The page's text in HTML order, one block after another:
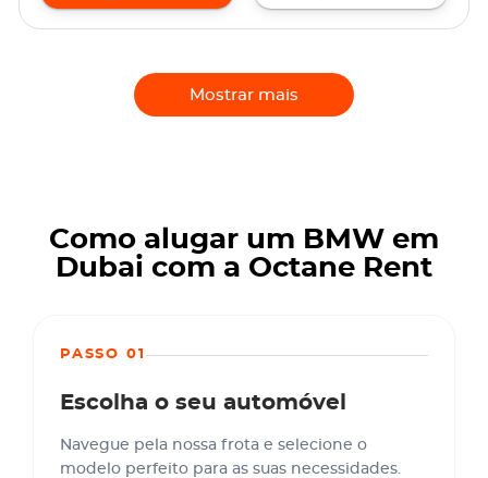
Mostrar mais
Como alugar um BMW em
Dubai com a Octane Rent
PASSO 01
Escolha o seu automóvel
Navegue pela nossa frota e selecione o
modelo perfeito para as suas necessidades.